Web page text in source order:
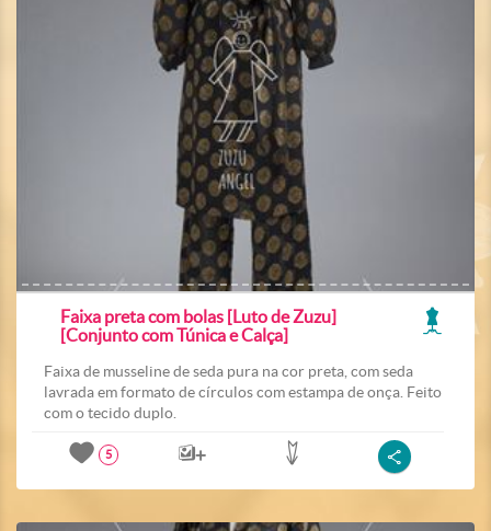
Faixa preta com bolas [Luto de Zuzu]
[Conjunto com Túnica e Calça]
Faixa de musseline de seda pura na cor preta, com seda
lavrada em formato de círculos com estampa de onça. Feito
com o tecido duplo.
5